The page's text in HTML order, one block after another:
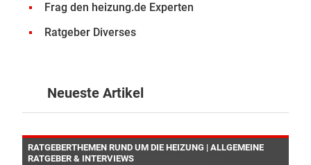
Frag den heizung.de Experten
Ratgeber Diverses
Neueste Artikel
RATGEBERTHEMEN RUND UM DIE HEIZUNG | ALLGEMEINE
RATGEBER & INTERVIEWS